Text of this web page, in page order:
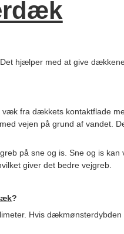
. Det hjælper med at give
fra dækkets kontaktflade
vejen på grund af vandet.
på sne og is. Sne og is
giver det bedre vejgreb.
?
Hvis